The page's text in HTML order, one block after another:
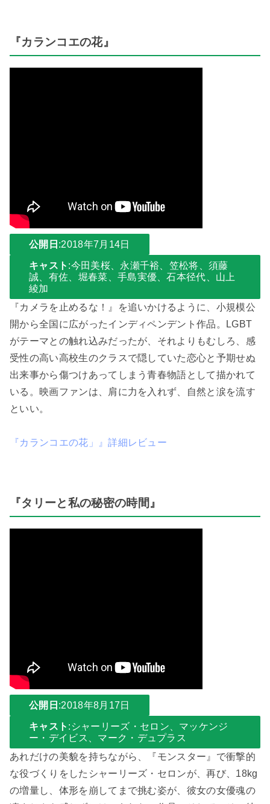
『カランコエの花』
公開日 :2018年7月14日
キャスト :今田美桜、永瀬千裕、笠松将、須藤
誠、有佐、堀春菜、手島実優、石本径代、山上
綾加
『カメラを止めるな！』を追いかけるように、小規模公
開から全国に広がったインディペンデント作品。LGBT
がテーマとの触れ込みだったが、それよりもむしろ、感
受性の高い高校生のクラスで隠していた恋心と予期せぬ
出来事から傷つけあってしまう青春物語として描かれて
いる。映画ファンは、肩に力を入れず、自然と涙を流す
といい。
『カランコエの花」』詳細レビュー
『タリーと私の秘密の時間』
公開日 :2018年8月17日
キャスト : シャーリーズ・セロ ン、マッケンジ
ー・デイビス、マーク・デュプラス
あれだけの美貌を持ちながら、『モンスター』で衝撃的
な役づくりをしたシャーリーズ・セロンが、再び、18kg
の増量し、体形を崩してまで挑む姿が、彼女の女優魂の